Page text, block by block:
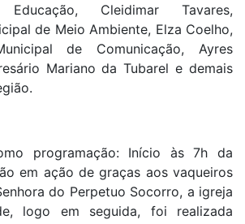
Cleidimar Tavares,
de Meio Ambiente, Elza Coelho,
de Comunicação, Ayres
Mariano da Tubarel e demais
programação: Início às 7h da
em ação de graças aos vaqueiros
do Perpetuo Socorro, a igreja
logo em seguida, foi realizada